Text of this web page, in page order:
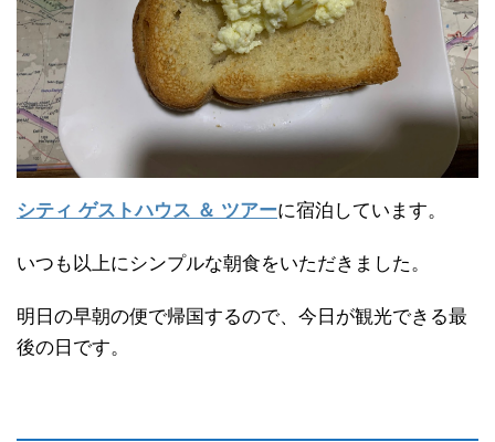
シティ ゲストハウス ＆ ツアーに宿泊しています。
いつも以上にシンプルな朝食をいただきました。
明日の早朝の便で帰国するので、今日が観光できる最
後の日です。